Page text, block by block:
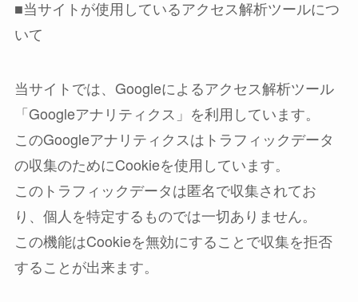
■当サイトが使用しているアクセス解析ツールにつ
いて
当サイトでは、Googleによるアクセス解析ツール
「Googleアナリティクス」を利用しています。
このGoogleアナリティクスはトラフィックデータ
の収集のためにCookieを使用しています。
このトラフィックデータは匿名で収集されてお
り、個人を特定するものでは一切ありません。
この機能はCookieを無効にすることで収集を拒否
することが出来ます。